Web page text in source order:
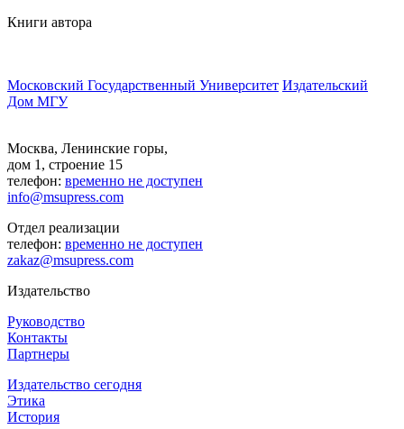
Книги автора
Московский Государственный Университет Издательский
Дом МГУ
Москва, Ленинские горы,
дом 1, строение 15
телефон: временно не доступен
info@msupress.com
Отдел реализации
телефон: временно не доступен
zakaz@msupress.com
Издательство
Руководство
Контакты
Партнеры
Издательство сегодня
Этика
История